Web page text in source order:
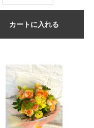
カートに入れる